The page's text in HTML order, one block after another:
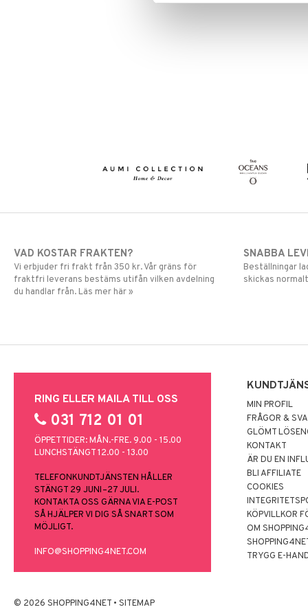
VAD KOSTAR FRAKTEN?
Vi erbjuder fri frakt från 350 kr. Vår gräns för
fraktfri leverans bestäms utifån vilken avdelning
du handlar från. Läs mer här »
SNABBA
Beställningar
skickas
RING ELLER MAILA TILL OSS
031 712 01 01
ÖPPETTIDER: MÅN.-FRE. 9.00 - 15.00
LUNCHSTÄNGT 12.00 - 13.00
TELEFONKUNDTJÄNSTEN HÅLLER
STÄNGT 29 JUNI–27 JULI.
KONTAKTA OSS GÄRNA VIA E-POST
SÅ HJÄLPER VI DIG SÅ SNART SOM
MÖJLIGT.
INFO@SHOPPING4NET.COM
MIN PROFIL
FRÅGOR &
GLÖMT
KONTAKT
ÄR DU EN
BLI AFFILIATE
COOKIES
KÖPVILLKOR
OM
TRYGG E-
© 2026 SHOPPING4NET • SITEMAP